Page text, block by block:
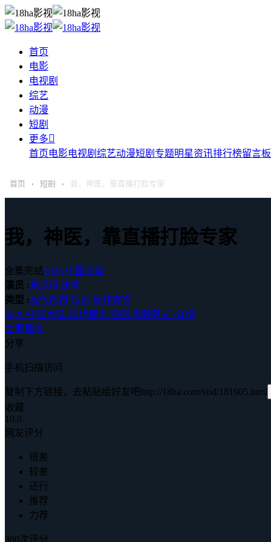
首页
电影
电视剧
综艺
动漫
短剧
更多
首页电影电视剧 综艺动漫短剧 专题明星资讯排行榜留言板
首页 › 短剧 › 我，神医，靠直播打脸专家
我，神医，靠直播打脸专家
全集完结2026 中国大陆
演员 :朱添博 谢昀
类型 :现代都市 短剧 反转爽文
2026·中国大陆·现代都市 短剧 反转爽文 ·详情
立即播放
分享
手机扫描访问
复制下方链接，去粘贴给好友吧http://18ha.com/vod/181905.html
收藏
10.0
网友评分
很差
较差
还行
推荐
力荐
360次评分